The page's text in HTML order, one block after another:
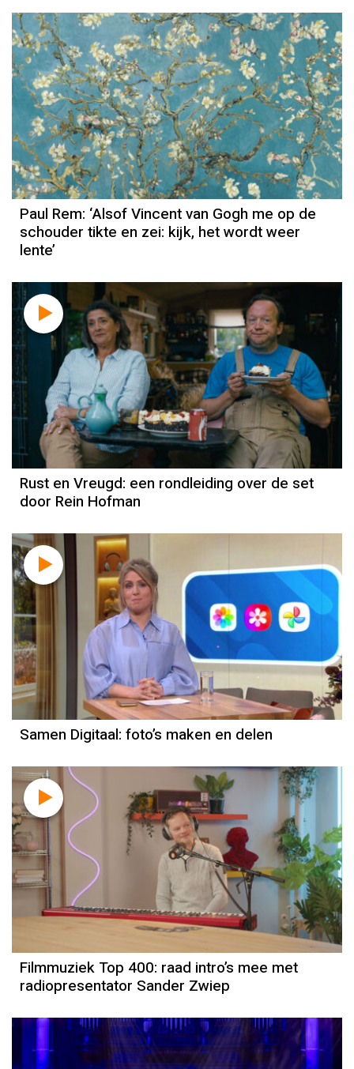
Column
Paul Rem
Paul Rem: ‘Alsof Vincent van Gogh me op de
schouder tikte en zei: kijk, het wordt weer
lente’
Rust en Vreugd: een rondleiding over de set
door Rein Hofman
Samen Digitaal: foto’s maken en delen
Filmmuziek Top 400: raad intro’s mee met
radiopresentator Sander Zwiep